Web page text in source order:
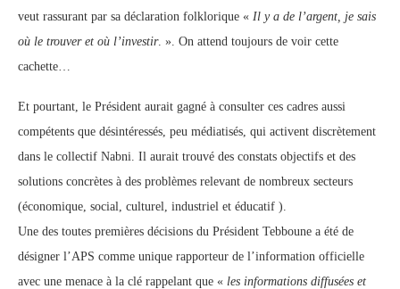
veut rassurant par sa déclaration folklorique « Il y a de l’argent, je sais
où le trouver et où l’investir. ». On attend toujours de voir cette
cachette…
Et pourtant, le Président aurait gagné à consulter ces cadres aussi
compétents que désintéressés, peu médiatisés, qui activent discrètement
dans le collectif Nabni. Il aurait trouvé des constats objectifs et des
solutions concrètes à des problèmes relevant de nombreux secteurs
(économique, social, culturel, industriel et éducatif ).
Une des toutes premières décisions du Président Tebboune a été de
désigner l’APS comme unique rapporteur de l’information officielle
avec une menace à la clé rappelant que « les informations diffusées et